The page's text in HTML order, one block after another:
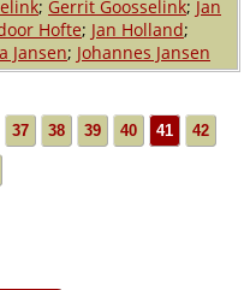
; Gerrit Goosselink; Jan
Hofte; Jan Holland;
Jansen; Johannes Jansen
37 38 39 40 41 42